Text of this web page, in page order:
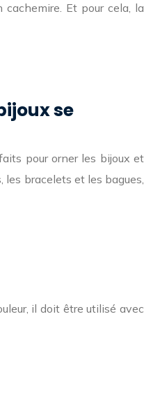
Et pour cela, la
se
pour orner les bijoux et
les bracelets et les bagues,
il doit être utilisé avec